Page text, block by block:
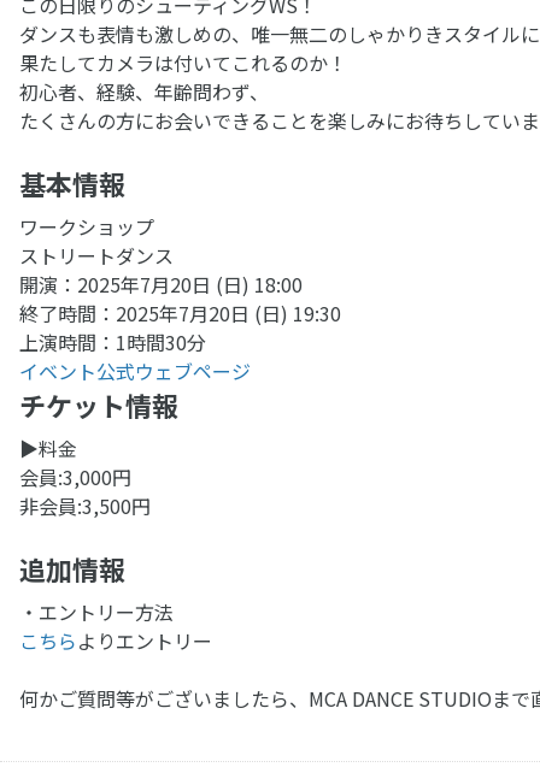
ダンスも表情も激しめの、唯一無二のしゃかりきスタイルに
果たしてカメラは付いてこれるのか！
初心者、経験、年齢問わず、
たくさんの方にお会いできることを楽しみにお待ちしてい
基本情報
ワークショップ
ストリートダンス
開演：2025年7月20日 (日) 18:00
終了時間：2025年7月20日 (日) 19:30
上演時間：1時間30分
イベント公式ウェブページ
チケット情報
▶︎料金
会員:3,000円
非会員:3,500円
追加情報
・エントリー方法
こちらよりエントリー
何かご質問等がございましたら、MCA DANCE STUDIOま